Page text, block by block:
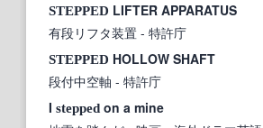
STEPPED LIFTER APPARATUS
有段リフタ装置 - 特許庁
STEPPED HOLLOW SHAFT
段付中空軸 - 特許庁
I stepped on a mine